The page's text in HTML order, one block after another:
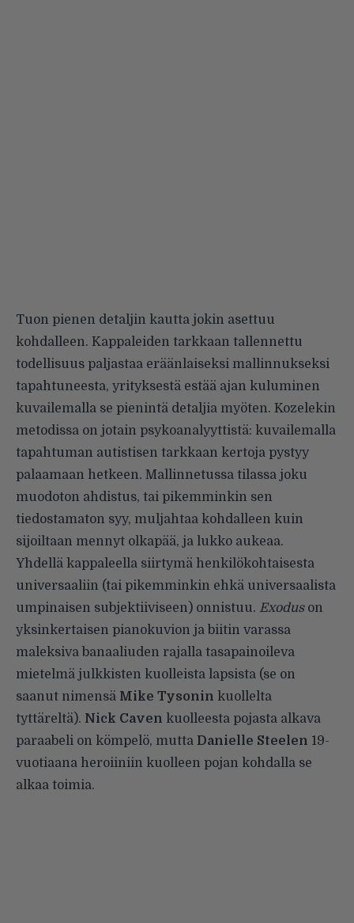
Tuon pienen detaljin kautta jokin asettuu
kohdalleen. Kappaleiden tarkkaan tallennettu
todellisuus paljastaa eräänlaiseksi mallinnukseksi
tapahtuneesta, yrityksestä estää ajan kuluminen
kuvailemalla se pienintä detaljia myöten. Kozelekin
metodissa on jotain psykoanalyyttistä: kuvailemalla
tapahtuman autistisen tarkkaan kertoja pystyy
palaamaan hetkeen. Mallinnetussa tilassa joku
muodoton ahdistus, tai pikemminkin sen
tiedostamaton syy, muljahtaa kohdalleen kuin
sijoiltaan mennyt olkapää, ja lukko aukeaa.
Yhdellä kappaleella siirtymä henkilökohtaisesta
universaaliin (tai pikemminkin ehkä universaalista
umpinaisen subjektiiviseen) onnistuu. Exoduson
yksinkertaisen pianokuvion ja biitin varassa
maleksiva banaaliuden rajalla tasapainoileva
mietelmä julkkisten kuolleista lapsista (se on
saanut nimensä Mike Tysonin kuollelta
tyttäreltä). Nick Caven kuolleesta pojasta alkava
paraabeli on kömpelö, mutta Danielle Steelen 19-
vuotiaana heroiiniin kuolleen pojan kohdalla se
alkaa toimia.